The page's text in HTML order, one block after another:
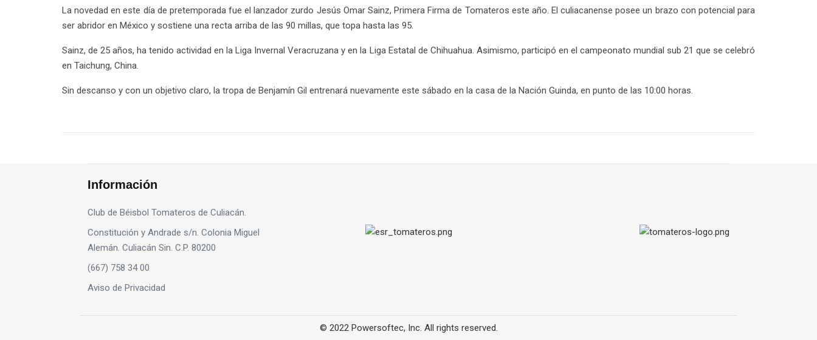
La novedad en este día de pretemporada fue el lanzador zurdo Jesús Omar Sainz, Primera Firma de Tomateros este año. El culiacanense posee un brazo con potencial para
ser abridor en México y sostiene una recta arriba de las 90 millas, que topa hasta las 95.
Sainz, de 25 años, ha tenido actividad en la Liga Invernal Veracruzana y en la Liga Estatal de Chihuahua. Asimismo, participó en el campeonato mundial sub 21 que se celebró
en Taichung, China.
Sin descanso y con un objetivo claro, la tropa de Benjamín Gil entrenará nuevamente este sábado en la casa de la Nación Guinda, en punto de las 10:00 horas.
Información
Club de Béisbol Tomateros de Culiacán.
Constitución y Andrade s/n. Colonia Miguel
Alemán. Culiacán Sin. C.P. 80200
(667) 758 34 00
Aviso de Privacidad
© 2022 Powersoftec, Inc. All rights reserved.